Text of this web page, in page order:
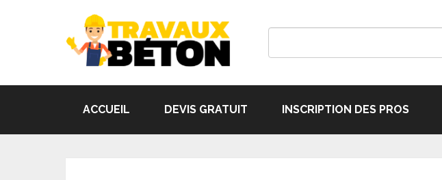
ACCUEIL DEVIS GRATUIT INSCRIPTION DES PROS